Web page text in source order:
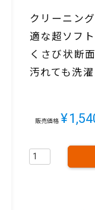
クリーニン
適な超ソフ
くさび状断
汚れても洗
販売価格 ¥